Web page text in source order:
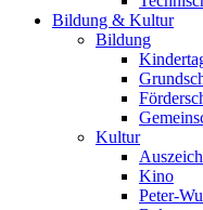
Bildung & Kultur
Bildung
Kultur
Kino
Peter-